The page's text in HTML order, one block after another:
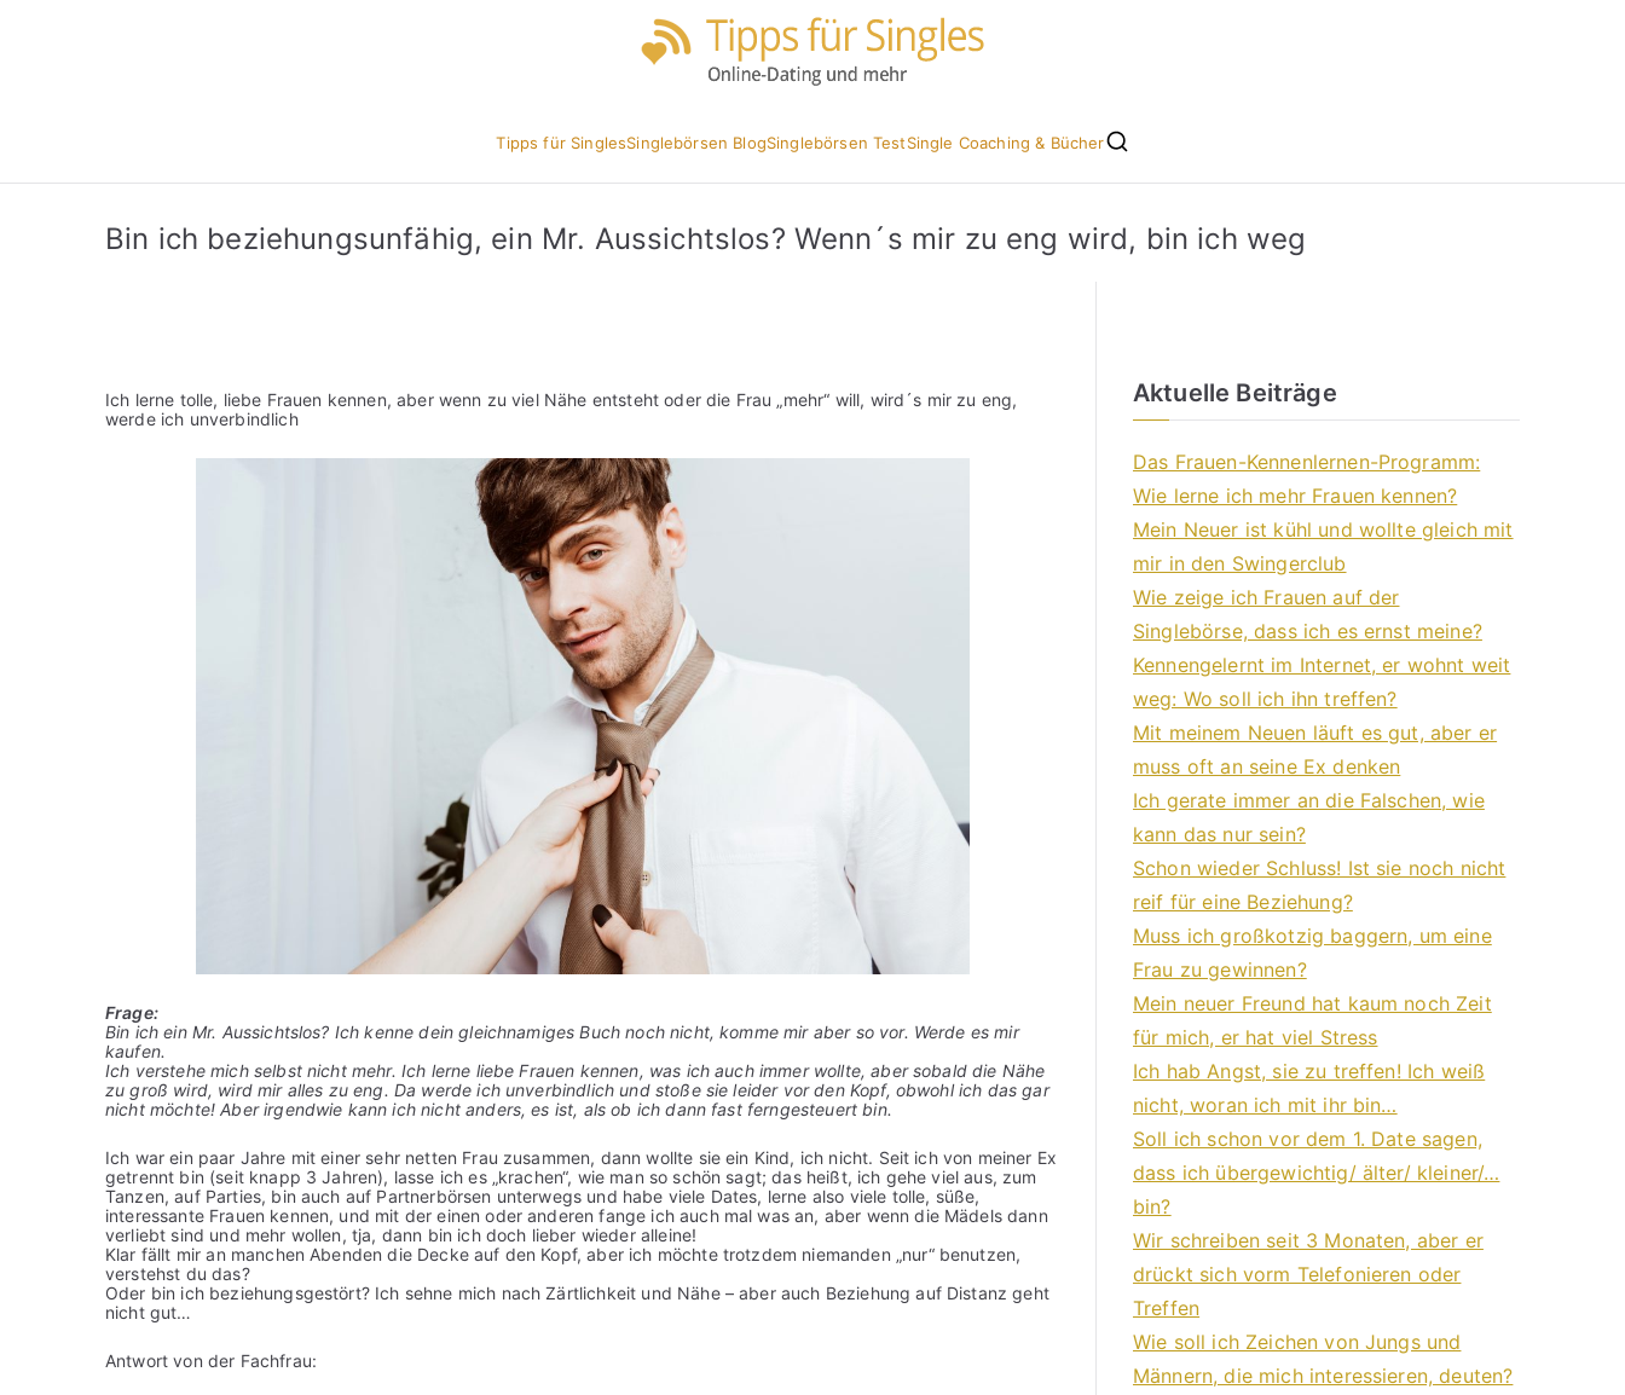
Tipps für SinglesSinglebörsen BlogSinglebörsen TestSingle Coaching & Bücher
Bin ich beziehungsunfähig, ein Mr. Aussichtslos? Wenn´s mir zu eng wird, bin ich weg
Ich lerne tolle, liebe Frauen kennen, aber wenn zu viel Nähe entsteht oder die Frau „mehr“ will, wird´s mir zu eng,
werde ich unverbindlich
Frage:
Bin ich ein Mr. Aussichtslos? Ich kenne dein gleichnamiges Buch noch nicht, komme mir aber so vor. Werde es mir
kaufen.
Ich verstehe mich selbst nicht mehr. Ich lerne liebe Frauen kennen, was ich auch immer wollte, aber sobald die Nähe
zu groß wird, wird mir alles zu eng. Da werde ich unverbindlich und stoße sie leider vor den Kopf, obwohl ich das gar
nicht möchte! Aber irgendwie kann ich nicht anders, es ist, als ob ich dann fast ferngesteuert bin.
Ich war ein paar Jahre mit einer sehr netten Frau zusammen, dann wollte sie ein Kind, ich nicht. Seit ich von meiner Ex
getrennt bin (seit knapp 3 Jahren), lasse ich es „krachen“, wie man so schön sagt; das heißt, ich gehe viel aus, zum
Tanzen, auf Parties, bin auch auf Partnerbörsen unterwegs und habe viele Dates, lerne also viele tolle, süße,
interessante Frauen kennen, und mit der einen oder anderen fange ich auch mal was an, aber wenn die Mädels dann
verliebt sind und mehr wollen, tja, dann bin ich doch lieber wieder alleine!
Klar fällt mir an manchen Abenden die Decke auf den Kopf, aber ich möchte trotzdem niemanden „nur“ benutzen,
verstehst du das?
Oder bin ich beziehungsgestört? Ich sehne mich nach Zärtlichkeit und Nähe – aber auch Beziehung auf Distanz geht
nicht gut…
Antwort von der Fachfrau:
Aktuelle Beiträge
Das Frauen-Kennenlernen-Programm:
Wie lerne ich mehr Frauen kennen?
Mein Neuer ist kühl und wollte gleich mit
mir in den Swingerclub
Wie zeige ich Frauen auf der
Singlebörse, dass ich es ernst meine?
Kennengelernt im Internet, er wohnt weit
weg: Wo soll ich ihn treffen?
Mit meinem Neuen läuft es gut, aber er
muss oft an seine Ex denken
Ich gerate immer an die Falschen, wie
kann das nur sein?
Schon wieder Schluss! Ist sie noch nicht
reif für eine Beziehung?
Muss ich großkotzig baggern, um eine
Frau zu gewinnen?
Mein neuer Freund hat kaum noch Zeit
für mich, er hat viel Stress
Ich hab Angst, sie zu treffen! Ich weiß
nicht, woran ich mit ihr bin…
Soll ich schon vor dem 1. Date sagen,
dass ich übergewichtig/ älter/ kleiner/…
bin?
Wir schreiben seit 3 Monaten, aber er
drückt sich vorm Telefonieren oder
Treffen
Wie soll ich Zeichen von Jungs und
Männern, die mich interessieren, deuten?